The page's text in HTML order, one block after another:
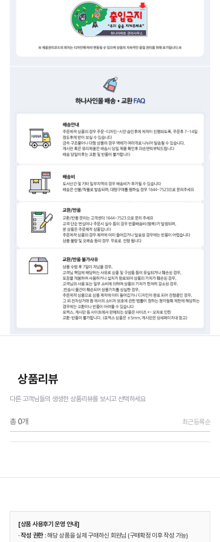
상품리뷰
다른 고객님들의 생생한 상품리뷰를 보시고 선택하세요
총 0개 최근등록순
[상품 사용후기 운영 안내]
·작성 권한 : 해당 상품을 실제 구매하신 회원님 (구매확정 이후 작성 가능)